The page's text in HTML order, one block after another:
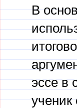
В
эссе в
ученик